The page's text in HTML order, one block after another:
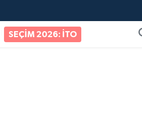
SEÇİM 2026: İTO